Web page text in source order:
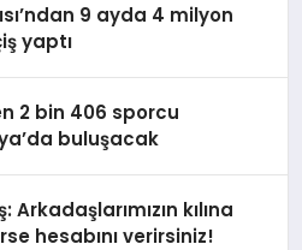
9 ayda 4 milyon
yaptı
2 bin 406 sporcu
buluşacak
Arkadaşlarımızın kılına
hesabını verirsiniz!